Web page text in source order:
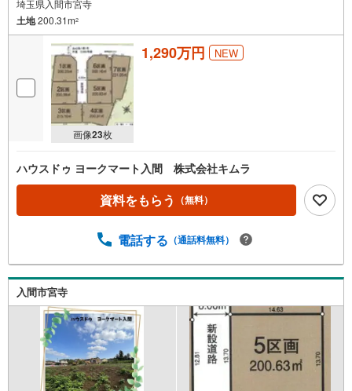
取
る
・
を
ジ
保
る
埼玉県入間市宮寺
土地200.31m2
画像23枚
1,290万円 NEW
ハウスドゥ ヨークマート入間 株式会社キムラ
資料をもらう （無料）
電話する （通話料無料）
入間市宮寺